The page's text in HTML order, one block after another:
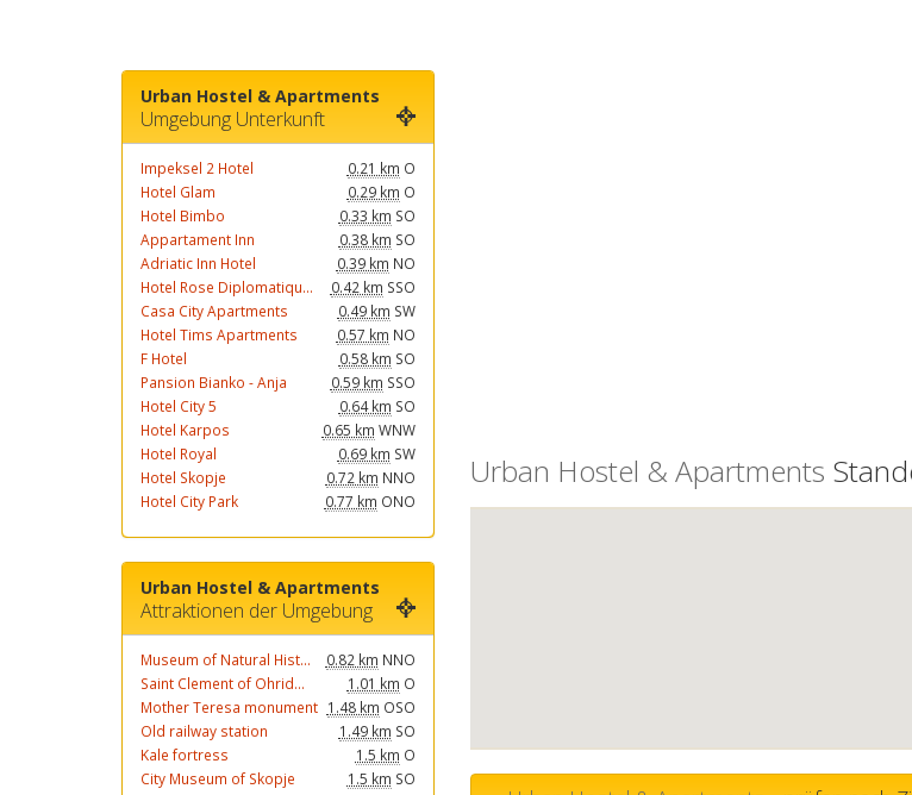
Urban Hostel & Apartments
Umgebung Unterkunft
Impeksel 2 Hotel 0.21 km O
Hotel Glam
0.29 km O
Hotel Bimbo
0.33 km SO
Appartament Inn
0.38 km SO
Adriatic Inn Hotel
0.39 km NO
Hotel Rose Diplomatiqu...
0.42 km SSO
Casa City Apartments
0.49 km SW
Hotel Tims Apartments
0.57 km NO
F Hotel
0.58 km SO
Pansion Bianko - Anja
0.59 km SSO
Hotel City 5
0.64 km SO
Hotel Karpos
0.65 km WNW
Hotel Royal
0.69 km SW
Hotel Skopje
0.72 km NNO
Hotel City Park
0.77 km ONO
Urban Hostel & Apartments
Attraktionen der Umgebung
Museum of Natural Hist... 0.82 km NNO
Saint Clement of Ohrid...
1.01 km O
Mother Teresa monument 1.48 km OSO
Old railway station
1.49 km SO
Kale fortress
1.5 km O
City Museum of Skopje
1.5 km SO
Urban Hostel & Apartments